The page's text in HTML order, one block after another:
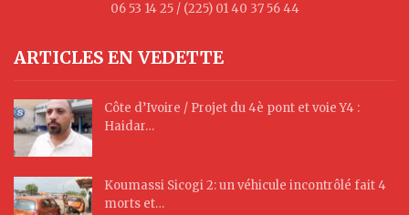
06 53 14 25 / (225) 01 40 37 56 44
ARTICLES EN VEDETTE
Côte d’Ivoire / Projet du 4è pont et voie Y4 :
Haidar…
Koumassi Sicogi 2: un véhicule incontrôlé fait 4
morts et…